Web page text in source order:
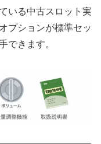
いる中古スロット実
プションが標準セッ
できます。